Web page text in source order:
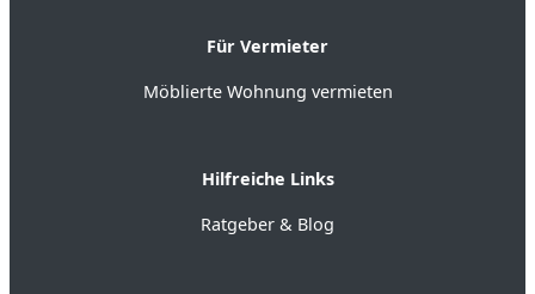
Für Vermieter
Möblierte Wohnung vermieten
Hilfreiche Links
Ratgeber & Blog